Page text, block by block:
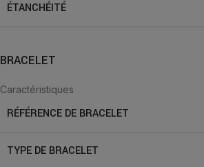
ÉTANCHÉITÉ
BRACELET
Caractéristiques
RÉFÉRENCE DE BRACELET
TYPE DE BRACELET